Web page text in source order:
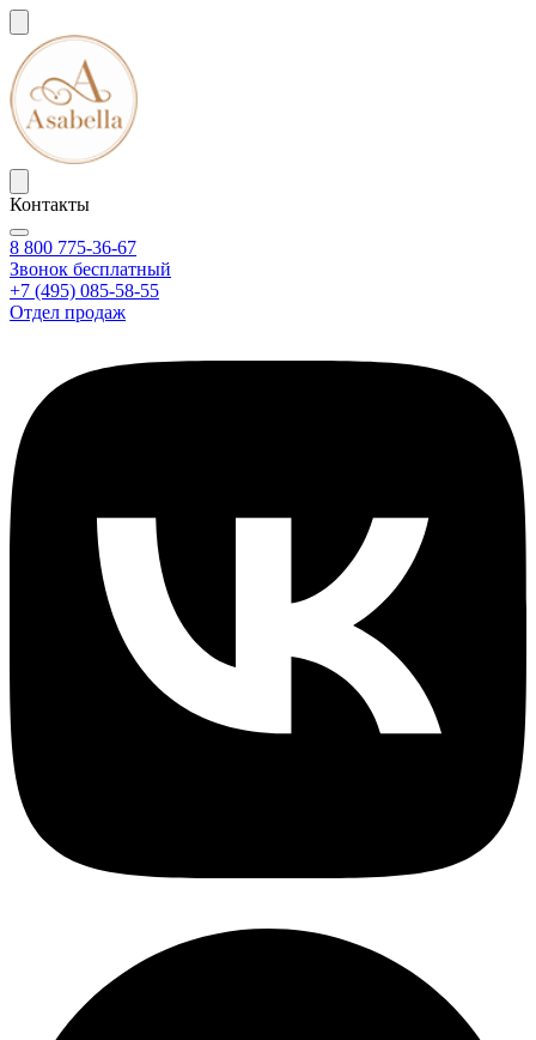
Контакты
8 800 775-36-67
Звонок бесплатный
+7 (495) 085-58-55
Отдел продаж